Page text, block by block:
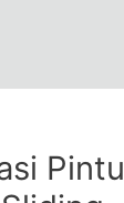
Pintu